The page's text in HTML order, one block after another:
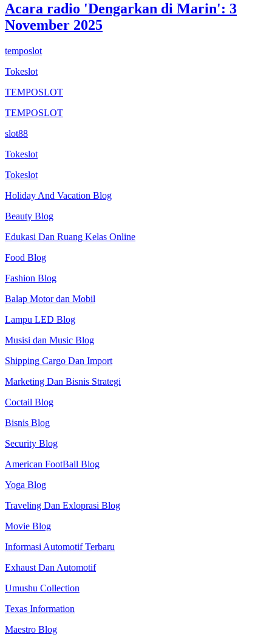
Acara radio 'Dengarkan di Marin': 3
November 2025
temposlot
Tokeslot
TEMPOSLOT
TEMPOSLOT
slot88
Tokeslot
Tokeslot
Holiday And Vacation Blog
Beauty Blog
Edukasi Dan Ruang Kelas Online
Food Blog
Fashion Blog
Balap Motor dan Mobil
Lampu LED Blog
Musisi dan Music Blog
Shipping Cargo Dan Import
Marketing Dan Bisnis Strategi
Coctail Blog
Bisnis Blog
Security Blog
American FootBall Blog
Yoga Blog
Traveling Dan Exloprasi Blog
Movie Blog
Informasi Automotif Terbaru
Exhaust Dan Automotif
Umushu Collection
Texas Information
Maestro Blog